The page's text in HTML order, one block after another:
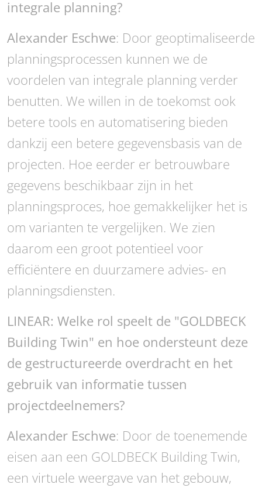
integrale planning?
Alexander Eschwe: Door geoptimaliseerde
planningsprocessen kunnen we de
voordelen van integrale planning verder
benutten. We willen in de toekomst ook
betere tools en automatisering bieden
dankzij een betere gegevensbasis van de
projecten. Hoe eerder er betrouwbare
gegevens beschikbaar zijn in het
planningsproces, hoe gemakkelijker het is
om varianten te vergelijken. We zien
daarom een groot potentieel voor
efficiëntere en duurzamere advies- en
planningsdiensten.
LINEAR: Welke rol speelt de "GOLDBECK
Building Twin" en hoe ondersteunt deze
de gestructureerde overdracht en het
gebruik van informatie tussen
projectdeelnemers?
Alexander Eschwe: Door de toenemende
eisen aan een GOLDBECK Building Twin,
een virtuele weergave van het gebouw,